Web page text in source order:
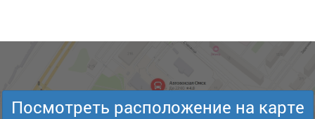
Посмотреть расположение на карте